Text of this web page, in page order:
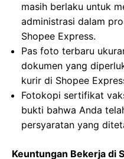
masih berlaku untuk
administrasi dalam
Shopee Express.
Pas foto terbaru
dokumen yang
kurir di Shopee
Fotokopi sertifikat
bukti bahwa Anda
persyaratan yang
Keuntungan Bekerja di